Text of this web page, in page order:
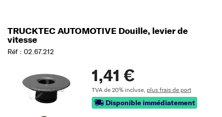
TRUCKTEC AUTOMOTIVE Douille, levier de
vitesse
Réf : 02.67.212
1,41 €
TVA de 20% incluse, plus frais de port
Disponible immédiatement